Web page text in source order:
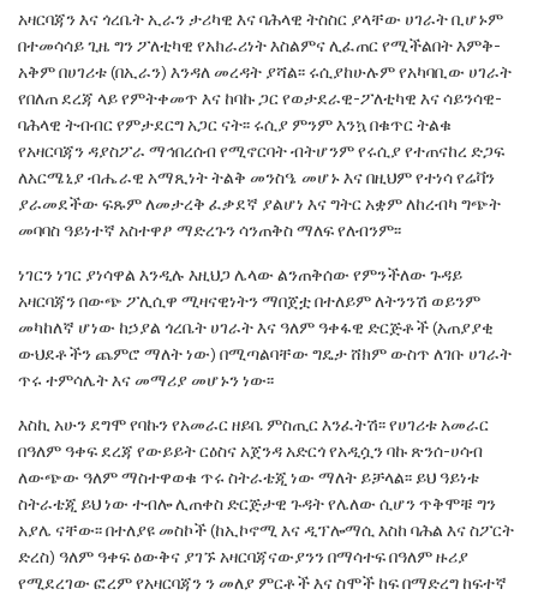
አዛርባጃን እና ጎረቤትኢራንታሪካዊ እናባሕላዊ ትስስር ያላቸው ሀገራት ቢሆኑም
በተመሳሳይ ጊዜ ግንፖለቲካዊ የአክራሪነት እስልምና ሊፈጠር የሚችልበት እምቅ-
አቅም በሀገሪቱ (በኢራን) እንዳለ መረዳት ያሻል፡፡ ሩሲያከሁሉም የአካባቢው ሀገራት
የበለጠ ደረጃ ላይ የምትቀመጥ እና ከባኩ ጋር የወታደራዊ-ፖለቲካዊ እና ሳይንሳዊ-
ባሕላዊ ትብብር የምታደርግ አጋር ናት፡፡ ሩሲያ ምንም እንኳ በቁጥርትልቁ
የአዛርባጃን ዳያስፖራ ማኅበረሰብ የሚኖርባትብትሆንምየሩሲያ የተጠናከረ ድጋፍ
ለአርሜኒያ ብሔራዊ አማጺነት ትልቅ መንስዔ መሆኑ እና በዚህም የተነሳ የሬቫን
ያራመደችው ፍጹም ለመታረቅ ፈቃደኛ ያልሆነ እና ግትርአቋም ለከረብካ ግጭት
መባባስ ዓይነተኛ አስተዋፆ ማድረጉንሳንጠቅስ ማለፍ የለብንም፡፡
ነገርን ነገር ያነሳዋል እንዲሉ እዚህጋ ሌላው ልንጠቅሰውየምንችለው ጉዳይ
አዛርባጃን በውጭ ፖሊሲዋ ሚዛናዊነትንማበጀቷ በተለይም ለትንንሽ ወይንም
መካከለኛ ሆነው ከኃያል ጎረቤት ሀገራት እና ዓለም ዓቀፋዊ ድርጅቶች (አጠያያቂ
ውህደቶችን ጨምሮ ማለት ነው) በሚጣልባቸው ግዴታሸክም ውስጥ ለገቡ ሀገራት
ጥሩ ተምሳሌት እና መማሪያመሆኑን ነው፡፡
እስኪ አሁን ደግሞ የባኩን የአመራር ዘይቤ ምስጢርእንፈትሽ፡፡ የሀገሪቱ አመራር
በዓለም ዓቀፍ ደረጃ የውይይትርዕስና አጀንዳ አድርጎ የአዲሷን ባኩ ጽንሰ-ሀሳብ
ለውጭው ዓለም ማስተዋወቁ ጥሩ ስትራቴጂ ነው ማለት ይቻላል፡፡ይህ ዓይነቱ
ስትራቴጂ ይህ ነው ተብሎ ሊጠቀስ ድርጅታዊ ጉዳት የሌለው ሲሆን ጥቅሞቹ ግን
አያሌ ናቸው፡፡ በተለያዩመስኮች (ከኢኮኖሚ እና ዲፕሎማሲ እስከ ባሕል እናስፖርት
ድረስ) ዓለም ዓቀፍ ዕውቅና ያገኙ አዛርባጃናውያንንበማሳተፍ በዓለም ዙሪያ
የሚደረገው ፎረም የአዛርባጃን ንመለያ ምርቶች እና ስሞች ከፍ በማድረግ ከፍተኛ